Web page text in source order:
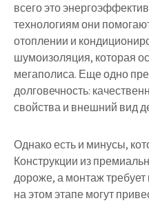
всего это
технологиям они
отоплении и
шумоизоляция, которая
мегаполиса. Еще одно
долговечность:
свойства и внешний вид
Однако есть и минусы,
Конструкции из
дороже, а монтаж
на этом этапе могут